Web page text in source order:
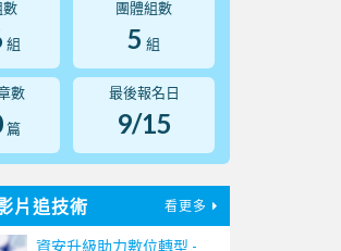
數
組
團體組數
5 組
數
篇
最後報名日
9/15
片追技術 看更多
資安升級助力數位轉型 -